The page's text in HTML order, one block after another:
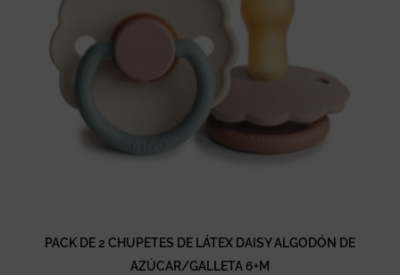
PACK DE 2 CHUPETES DE LÁTEX DAISY ALGODÓN DE
AZÚCAR/GALLETA 6+M